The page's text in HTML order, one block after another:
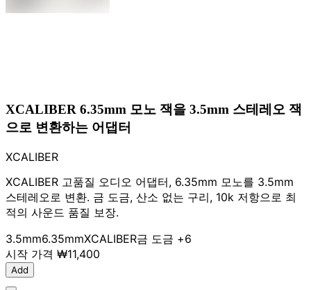
XCALIBER 6.35mm 모노 잭을 3.5mm 스테레오 잭
으로 변환하는 어댑터
XCALIBER
XCALIBER 고품질 오디오 어댑터, 6.35mm 모노를 3.5mm
스테레오로 변환. 금 도금, 산소 없는 구리, 10k 저항으로 최
적의 사운드 품질 보장.
3.5mm6.35mmXCALIBER금 도금 +6
시작 가격 ₩11,400
Add